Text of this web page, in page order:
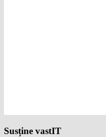
Susține vastIT